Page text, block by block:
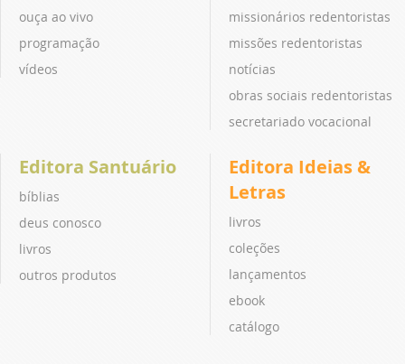
ouça ao vivo
programação
vídeos
missionários redentoristas
missões redentoristas
notícias
obras sociais redentoristas
secretariado vocacional
Editora Santuário
bíblias
deus conosco
livros
outros produtos
Editora Ideias &
Letras
livros
coleções
lançamentos
ebook
catálogo